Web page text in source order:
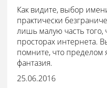
Как видите, выбор
практически
лишь малую часть того,
просторах интернета.
помните, что пределом
фантазия.
25.06.2016